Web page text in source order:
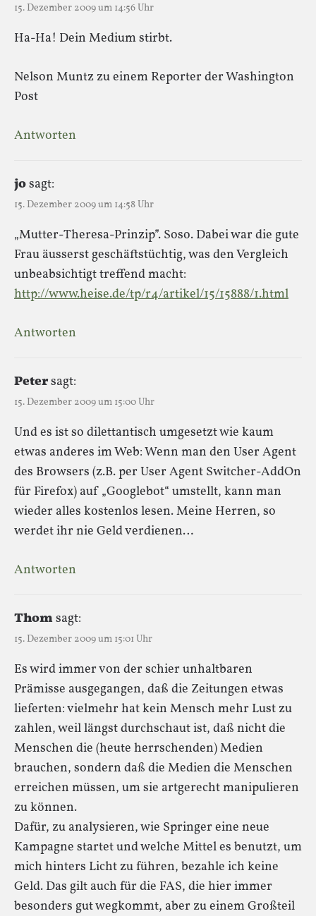
15. Dezember 2009 um 14:56 Uhr
Ha-Ha! Dein Medium stirbt.
Nelson Muntz zu einem Reporter der Washington
Post
Antworten
josagt:
15. Dezember 2009 um 14:58 Uhr
„Mutter-Theresa-Prinzip”. Soso. Dabei war die gute
Frau äusserst geschäftstüchtig, was den Vergleich
unbeabsichtigt treffend macht:
http://www.heise.de/tp/r4/artikel/15/15888/1.html
Antworten
Petersagt:
15. Dezember 2009 um 15:00 Uhr
Und es ist so dilettantisch umgesetzt wie kaum
etwas anderes im Web: Wenn man den User Agent
des Browsers (z.B. per User Agent Switcher-AddOn
für Firefox) auf „Googlebot“ umstellt, kann man
wieder alles kostenlos lesen. Meine Herren, so
werdet ihr nie Geld verdienen…
Antworten
Thomsagt:
15. Dezember 2009 um 15:01 Uhr
Es wird immer von der schier unhaltbaren
Prämisse ausgegangen, daß die Zeitungen etwas
lieferten: vielmehr hat kein Mensch mehr Lust zu
zahlen, weil längst durchschaut ist, daß nicht die
Menschen die (heute herrschenden) Medien
brauchen, sondern daß die Medien die Menschen
erreichen müssen, um sie artgerecht manipulieren
zu können.
Dafür, zu analysieren, wie Springer eine neue
Kampagne startet und welche Mittel es benutzt, um
mich hinters Licht zu führen, bezahle ich keine
Geld. Das gilt auch für die FAS, die hier immer
besonders gut wegkommt, aber zu einem Großteil